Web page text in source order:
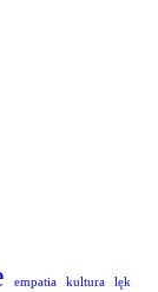
empatia kultura
lęk